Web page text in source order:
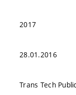
2017
28.01.2016
Trans Tech